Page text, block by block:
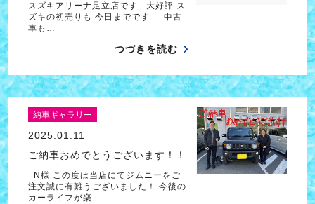
スズキアリーナ足立店です 大好評 ス
ズキの初売りも 今日までです 中古
車も…
つづきを読む
納車ギャラリー
2025.01.11
ご納車おめでとうございます！！
N様 この度は当店にてジムニーをご
注文誠に有難うございました！ 今後の
カーライフが楽…